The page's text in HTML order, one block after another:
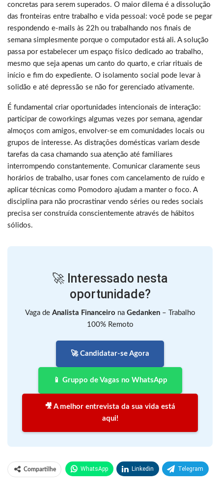
concretas para serem superados. O maior dilema é a dissolução
das fronteiras entre trabalho e vida pessoal: você pode se pegar
respondendo e-mails às 22h ou trabalhando nos finais de
semana simplesmente porque o computador está ali. A solução
passa por estabelecer um espaço físico dedicado ao trabalho,
mesmo que seja apenas um canto do quarto, e criar rituais de
início e fim do expediente. O isolamento social pode levar à
solidão e até depressão se não for gerenciado ativamente.
É fundamental criar oportunidades intencionais de interação:
participar de coworkings algumas vezes por semana, agendar
almoços com amigos, envolver-se em comunidades locais ou
grupos de interesse. As distrações domésticas variam desde
tarefas da casa chamando sua atenção até familiares
interrompendo constantemente. Comunicar claramente seus
horários de trabalho, usar fones com cancelamento de ruído e
aplicar técnicas como Pomodoro ajudam a manter o foco. A
disciplina para não procrastinar vendo séries ou redes sociais
precisa ser construída conscientemente através de hábitos
sólidos.
🚀 Interessado nesta
oportunidade?
Vaga de Analista Financeiro na Gedanken– Trabalho
100% Remoto
🚀 Candidatar-se Agora
📱 Gruppo de Vagas no WhatsApp
🎥 A melhor entrevista da sua vida está
aqui!
Compartilhe WhatsApp Linkedin Telegram